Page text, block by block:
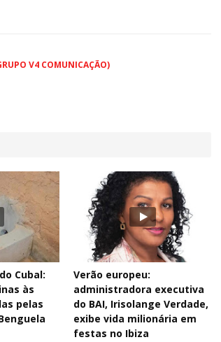
V4 COMUNICAÇÃO)
Cubal:
às
pelas
Verão europeu:
administradora executiva
do BAI, Irisolange Verdade,
exibe vida milionária em
festas no Ibiza